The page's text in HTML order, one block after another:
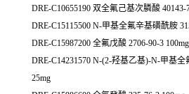
DRE-C10655190 双全氟己基次膦酸 40143-
DRE-C15115500 N-甲基全氟辛基磺酰胺
DRE-C15987200 全氟戊酸 2706-90-3 100mg
DRE-C14231570 N-(2-羟基乙基)-N-甲基全
25mg